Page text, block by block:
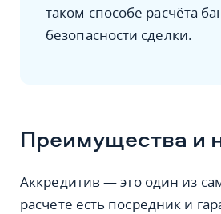
таком способе расчёта
безопасности сделки.
Преимущества и
Аккредитив — это один из
расчёте есть посредник и